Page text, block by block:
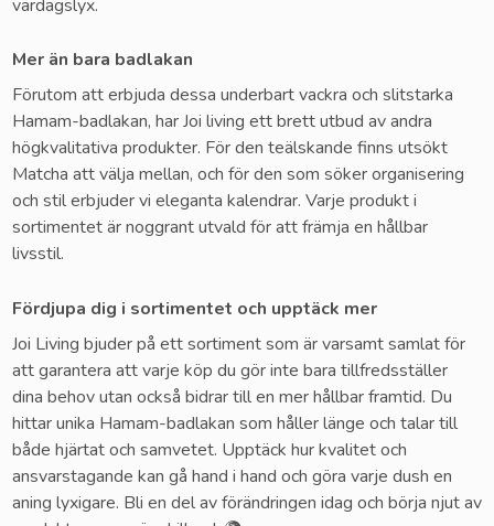
vardagslyx.
Mer än bara badlakan
Förutom att erbjuda dessa underbart vackra och slitstarka
Hamam-badlakan, har Joi living ett brett utbud av andra
högkvalitativa produkter. För den teälskande finns utsökt
Matcha att välja mellan, och för den som söker organisering
och stil erbjuder vi eleganta kalendrar. Varje produkt i
sortimentet är noggrant utvald för att främja en hållbar
livsstil.
Fördjupa dig i sortimentet och upptäck mer
Joi Living bjuder på ett sortiment som är varsamt samlat för
att garantera att varje köp du gör inte bara tillfredsställer
dina behov utan också bidrar till en mer hållbar framtid. Du
hittar unika Hamam-badlakan som håller länge och talar till
både hjärtat och samvetet. Upptäck hur kvalitet och
ansvarstagande kan gå hand i hand och göra varje dush en
aning lyxigare. Bli en del av förändringen idag och börja njut av